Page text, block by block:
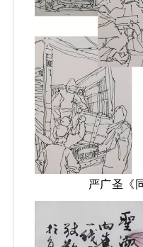
严广圣《